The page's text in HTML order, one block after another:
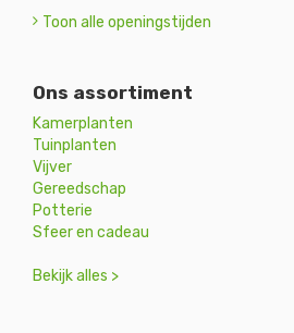
Toon alle openingstijden
Ons assortiment
Kamerplanten
Tuinplanten
Vijver
Gereedschap
Potterie
Sfeer en cadeau
Bekijk alles >